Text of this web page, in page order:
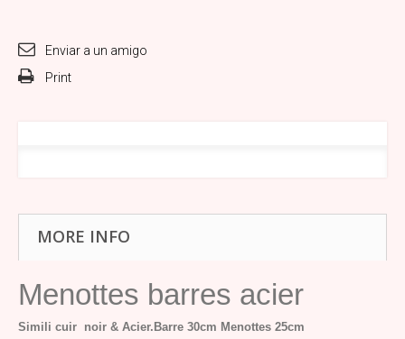
Enviar a un amigo
Print
MORE INFO
Menottes barres acier
Simili cuir noir & Acier. Barre 30cm Menottes 25cm